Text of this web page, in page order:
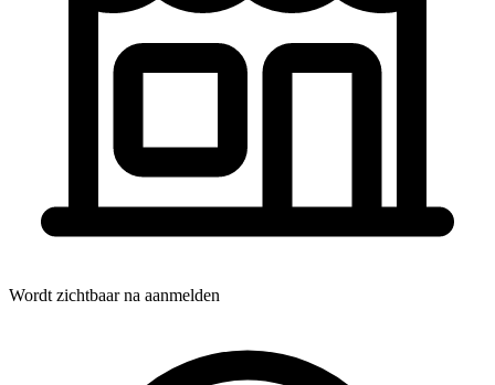
Wordt zichtbaar na aanmelden